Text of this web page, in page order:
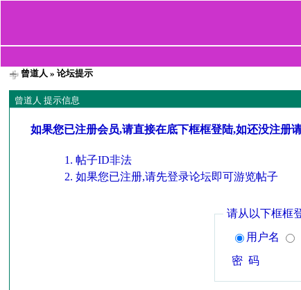
曾道人 » 论坛提示
曾道人 提示信息
如果您已注册会员,请直接在底下框框登陆,如还没注册
帖子ID非法
如果您已注册,请先登录论坛即可游览帖子
请从以下框框
用户名
密 码